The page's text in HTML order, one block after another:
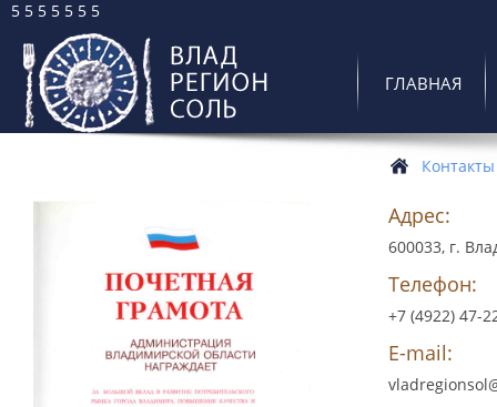
5 5 5 5 5 5 5
ГЛАВНАЯ
Контакты
Адрес:
600033, г.
Телефон:
+7 (4922) 47-
E-mail: